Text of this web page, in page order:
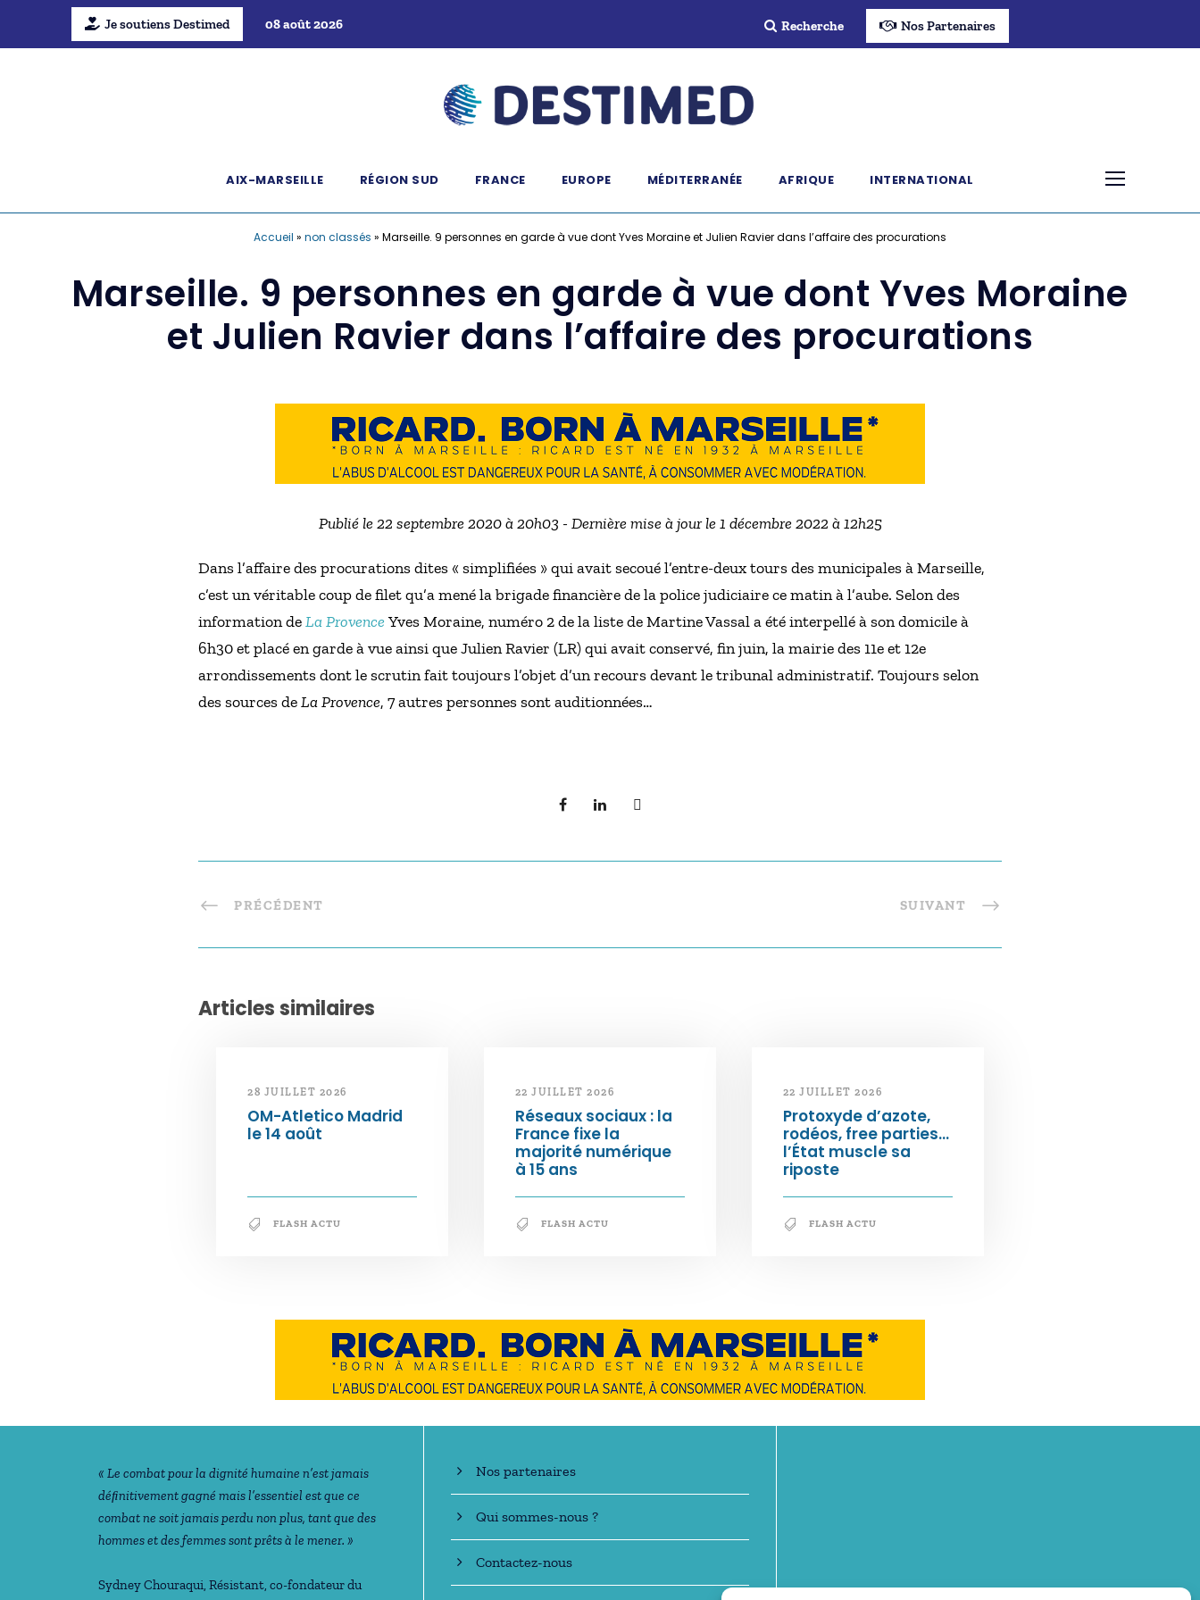
Je soutiens Destimed 08 août 2026 Recherche Nos Partenaires
AIX-MARSEILLE RÉGION SUD FRANCE EUROPE MÉDITERRANÉE AFRIQUE INTERNATIONAL
Accueil » non classés » Marseille. 9 personnes en garde à vue dont Yves Moraine et Julien Ravier dans l’affaire des procurations
Marseille. 9 personnes en garde à vue dont Yves Moraine
et Julien Ravier dans l’affaire des procurations
Publié le 22 septembre 2020 à 20h03 - Dernière mise à jour le 1 décembre 2022 à 12h25
Dans l’affaire des procurations dites « simplifiées » qui avait secoué l’entre-deux tours des municipales à Marseille,
c’est un véritable coup de filet qu’a mené la brigade financière de la police judiciaire ce matin à l’aube. Selon des
information deLa Provence Yves Moraine, numéro 2 de la liste de Martine Vassal a été interpellé à son domicile à
6h30 et placé en garde à vue ainsi que Julien Ravier (LR) qui avait conservé, fin juin, la mairie des 11e et 12e
arrondissements dont le scrutin fait toujours l’objet d’un recours devant le tribunal administratif. Toujours selon
des sources deLa Provence, 7 autres personnes sont auditionnées…
PRÉCÉDENT SUIVANT
Articles similaires
28 JUILLET 2026
OM-Atletico Madrid
le 14 août
FLASH ACTU
22 JUILLET 2026
Réseaux sociaux : la
France fixe la
majorité numérique
à 15 ans
FLASH ACTU
22 JUILLET 2026
Protoxyde d’azote,
rodéos, free parties…
l’État muscle sa
riposte
FLASH ACTU
Notre philosophie
« Le combat pour la dignité humaine n’est jamais
déﬁnitivement gagné mais l’essentiel est que ce
combat ne soit jamais perdu non plus, tant que des
hommes et des femmes sont prêts à le mener. »
Sydney Chouraqui, Résistant, co-fondateur du
En savoir +
Nos partenaires
Qui sommes-nous ?
Contactez-nous